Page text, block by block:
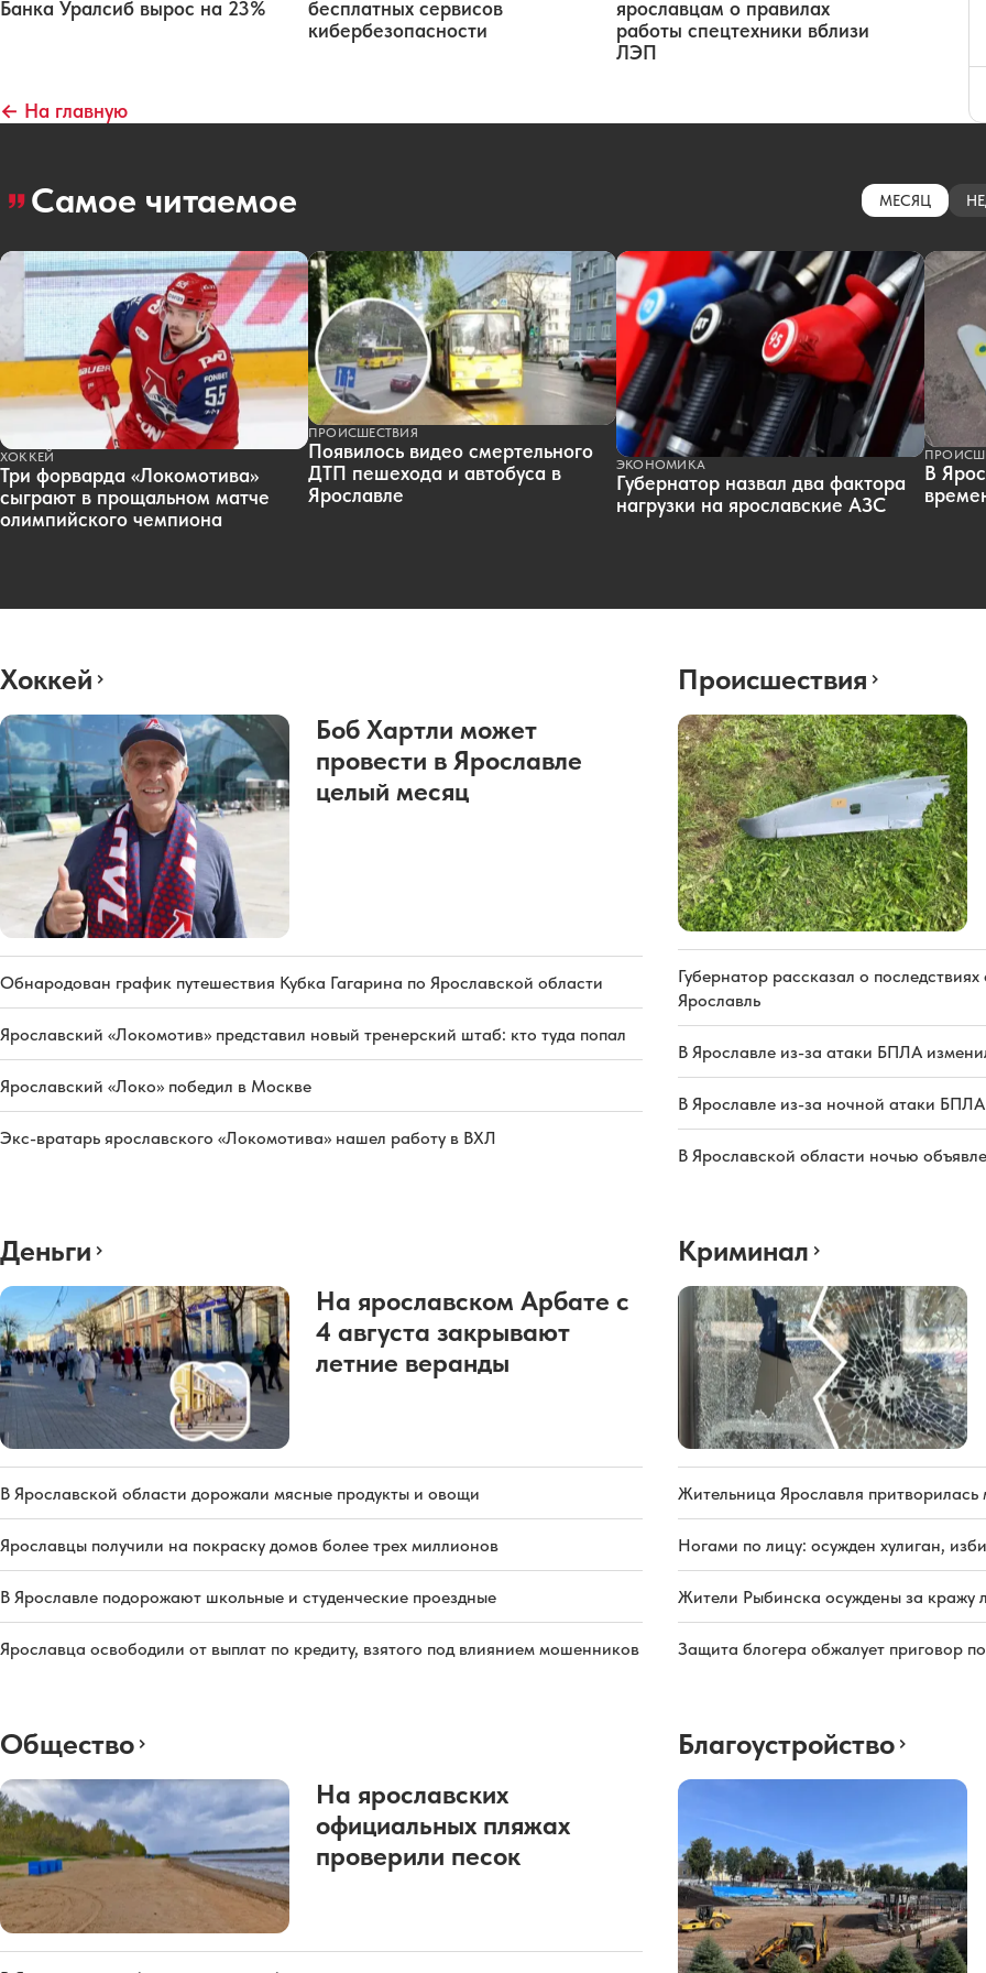
Банка Уралсиб вырос на 23%
бесплатных сервисов
кибербезопасности
ярославцам о правилах
работы спецтехники вблизи
ЛЭП
← На главную
Самое читаемое МЕСЯЦ
ХОККЕЙ
Три форварда «Локомотива»
сыграют в прощальном матче
олимпийского чемпиона
ПРОИСШЕСТВИЯ
Появилось видео смертельного
ДТП пешехода и автобуса в
Ярославле
ЭКОНОМИКА
Губернатор назвал два фактора
нагрузки на ярославские АЗС
В
Хоккей
Боб Хартли может
провести в Ярославле
целый месяц
Обнародован график путешествия Кубка Гагарина по Ярославской области
Ярославский «Локомотив» представил новый тренерский штаб: кто туда попал
Ярославский «Локо» победил в Москве
Экс-вратарь ярославского «Локомотива» нашел работу в ВХЛ
Происшествия
Губернатор рассказал о
Ярославль
В Ярославле из-за атаки БПЛА
В Ярославле из-за ночной атаки
В Ярославской области ночью
Деньги
На ярославском Арбате с
4 августа закрывают
летние веранды
В Ярославской области дорожали мясные продукты и овощи
Ярославцы получили на покраску домов более трех миллионов
В Ярославле подорожают школьные и студенческие проездные
Ярославца освободили от выплат по кредиту, взятого под влиянием мошенников
Криминал
Жительница Ярославля
Ногами по лицу: осужден хулиган,
Жители Рыбинска осуждены за кражу
Защита блогера обжалует приговор
Общество
На ярославских
официальных пляжах
проверили песок
Благоустройство